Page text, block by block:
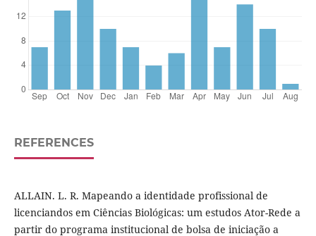
REFERENCES
ALLAIN. L. R. Mapeando a identidade profissional de
licenciandos em Ciências Biológicas: um estudos Ator-Rede a
partir do programa institucional de bolsa de iniciação a